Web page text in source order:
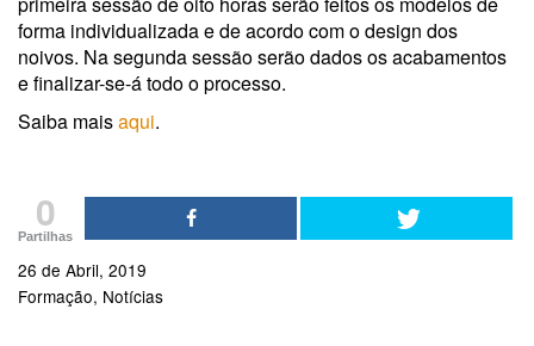
forma individualizada e de acordo com o design dos
noivos. Na segunda sessão serão dados os acabamentos
e finalizar-se-á todo o processo.
Saiba maisaqui.
0
Partilhas
26 de Abril, 2019
Formação Notícias